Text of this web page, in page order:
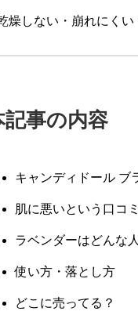
燥しない・崩れにく
記事の内容
キャンディドール ブ
肌に悪いという口コ
ラベンダーはどんな
使い方・落とし方
どこに売ってる？